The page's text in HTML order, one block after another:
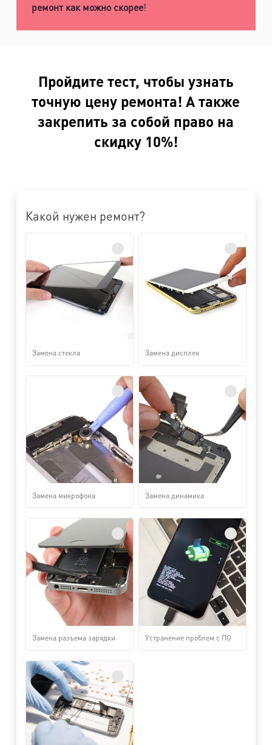
ремонт как можно скорее!
Пройдите тест, чтобы узнать
точную цену ремонта! А также
закрепить за собой право на
скидку 10%!
Какой нужен ремонт?
Замена стекла Замена дисплея
Замена микрофона Замена динамика
Замена разъема зарядки Устранение проблем с ПО